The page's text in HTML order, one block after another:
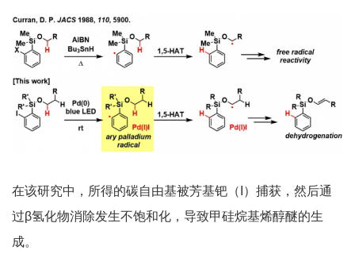
在该研究中，所得的碳自由基被芳基钯（I）捕获，然后通
过β氢化物消除发生不饱和化，导致甲硅烷基烯醇醚的生
成。